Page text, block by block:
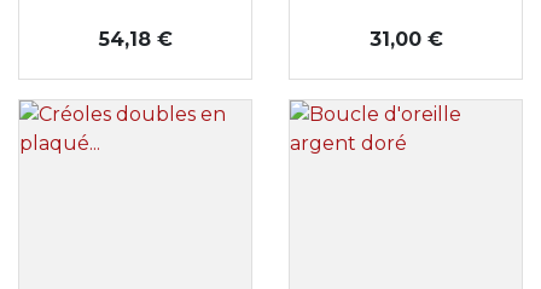
Prix
54,18 € Prix
31,00 €